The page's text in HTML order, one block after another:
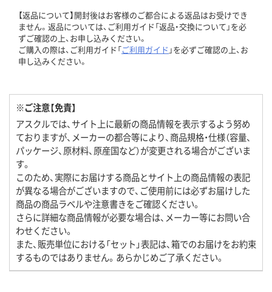
【返品について】開封後はお客様のご都合による返品はお受けでき
ません。返品については、ご利用ガイド「返品・交換について」を必
ずご確認の上、お申し込みください。
ご購入の際は、ご利用ガイド「ご利用ガイド 」を必ずご確認の上、お
申し込みください。
※ご注意【免責】
アスクルでは、サイト上に最新の商品情報を表示するよう努め
ておりますが、メーカーの都合等により、商品規格・仕様（容量、
パッケージ、原材料、原産国など）が変更される場合がございま
す。
このため、実際にお届けする商品とサイト上の商品情報の表記
が異なる場合がございますので、ご使用前には必ずお届けした
商品の商品ラベルや注意書きをご確認ください。
さらに詳細な商品情報が必要な場合は、メーカー等にお問い合
わせください。
また、販売単位における「セット」表記は、箱でのお届けをお約束
するものではありません。あらかじめご了承ください。